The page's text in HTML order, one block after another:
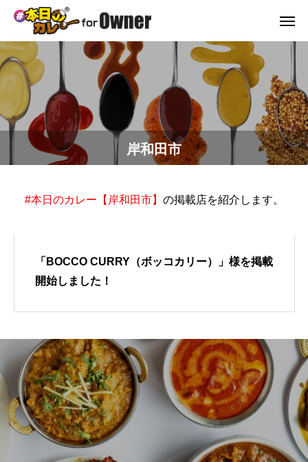
岸和田市
#本日のカレー【岸和田市】 の掲載店を紹介します。
「BOCCO CURRY（ボッコカリー）」様を掲載
開始しました！